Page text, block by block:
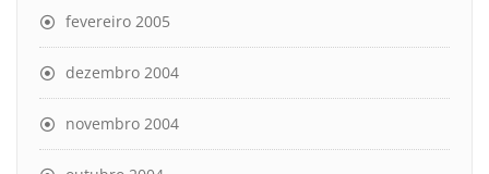
fevereiro 2005
dezembro 2004
novembro 2004